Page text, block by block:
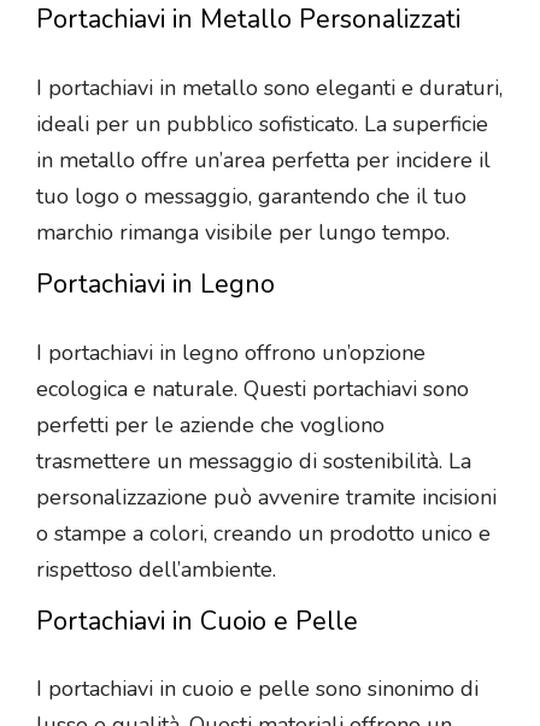
Portachiavi in Metallo Personalizzati
I portachiavi in metallo sono eleganti e duraturi,
ideali per un pubblico sofisticato. La superficie
in metallo offre un’area perfetta per incidere il
tuo logo o messaggio, garantendo che il tuo
marchio rimanga visibile per lungo tempo.
Portachiavi in Legno
I portachiavi in legno offrono un’opzione
ecologica e naturale. Questi portachiavi sono
perfetti per le aziende che vogliono
trasmettere un messaggio di sostenibilità. La
personalizzazione può avvenire tramite incisioni
o stampe a colori, creando un prodotto unico e
rispettoso dell’ambiente.
Portachiavi in Cuoio e Pelle
I portachiavi in cuoio e pelle sono sinonimo di